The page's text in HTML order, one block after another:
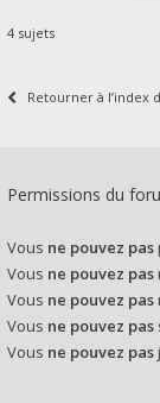
4 sujets
Retourner à l’index
Permissions du
Vous ne pouvez pas
Vous ne pouvez pas
Vous ne pouvez pas
Vous ne pouvez pas
Vous ne pouvez pas